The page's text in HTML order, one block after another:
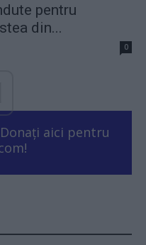
pentru
din...
0
aici pentru